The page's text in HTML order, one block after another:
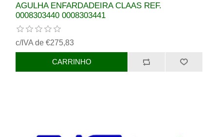
AGULHA ENFARDADEIRA CLAAS REF.
0008303440 0008303441
c/IVA de €275,83